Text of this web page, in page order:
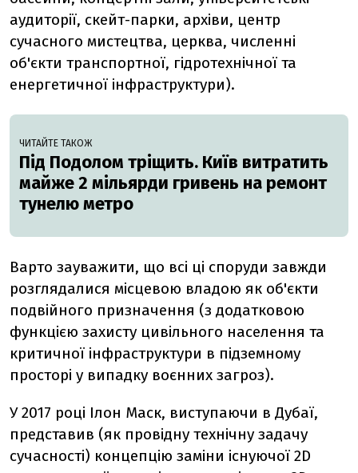
аудиторії, скейт-парки, архіви, центр
сучасного мистецтва, церква, численні
об'єкти транспортної, гідротехнічної та
енергетичної інфраструктури).
ЧИТАЙТЕ ТАКОЖ
Під Подолом тріщить. Київ витратить
майже 2 мільярди гривень на ремонт
тунелю метро
Варто зауважити, що всі ці споруди завжди
розглядалися місцевою владою як об'єкти
подвійного призначення (з додатковою
функцією захисту цивільного населення та
критичної інфраструктури в підземному
просторі у випадку воєнних загроз).
У 2017 році Ілон Маск, виступаючи в Дубаї,
представив (як провідну технічну задачу
сучасності) концепцію заміни існуючої 2D